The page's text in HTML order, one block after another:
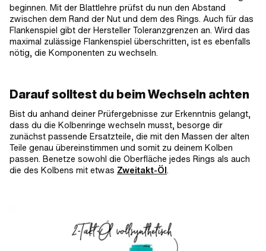
beginnen. Mit der Blattlehre prüfst du nun den Abstand
zwischen dem Rand der Nut und dem des Rings. Auch für das
Flankenspiel gibt der Hersteller Toleranzgrenzen an. Wird das
maximal zulässige Flankenspiel überschritten, ist es ebenfalls
nötig, die Komponenten zu wechseln.
Darauf solltest du beim Wechseln achten
Bist du anhand deiner Prüfergebnisse zur Erkenntnis gelangt,
dass du die Kolbenringe wechseln musst, besorge dir
zunächst passende Ersatzteile, die mit den Massen der alten
Teile genau übereinstimmen und somit zu deinem Kolben
passen. Benetze sowohl die Oberfläche jedes Rings als auch
die des Kolbens mit etwas Zweitakt-Öl.